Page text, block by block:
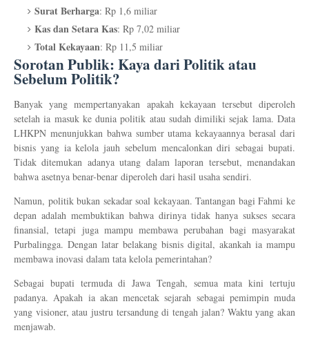
Surat Berharga: Rp 1,6 miliar
Kas dan Setara Kas: Rp 7,02 miliar
Total Kekayaan: Rp 11,5 miliar
Sorotan Publik: Kaya dari Politik atau
Sebelum Politik?
Banyak yang mempertanyakan apakah kekayaan tersebut diperoleh
setelah ia masuk ke dunia politik atau sudah dimiliki sejak lama. Data
LHKPN menunjukkan bahwa sumber utama kekayaannya berasal dari
bisnis yang ia kelola jauh sebelum mencalonkan diri sebagai bupati.
Tidak ditemukan adanya utang dalam laporan tersebut, menandakan
bahwa asetnya benar-benar diperoleh dari hasil usaha sendiri.
Namun, politik bukan sekadar soal kekayaan. Tantangan bagi Fahmi ke
depan adalah membuktikan bahwa dirinya tidak hanya sukses secara
finansial, tetapi juga mampu membawa perubahan bagi masyarakat
Purbalingga. Dengan latar belakang bisnis digital, akankah ia mampu
membawa inovasi dalam tata kelola pemerintahan?
Sebagai bupati termuda di Jawa Tengah, semua mata kini tertuju
padanya. Apakah ia akan mencetak sejarah sebagai pemimpin muda
yang visioner, atau justru tersandung di tengah jalan? Waktu yang akan
menjawab.